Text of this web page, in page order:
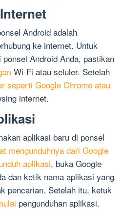
Android adalah
ke internet. Untuk
Android Anda, pastikan
Wi-Fi atau seluler. Setelah
seperti Google Chrome atau
internet.
aplikasi baru di ponsel
mengunduhnya dari Google
aplikasi, buka Google
dan ketik nama aplikasi yang
pencarian. Setelah itu, ketuk
pengunduhan aplikasi.